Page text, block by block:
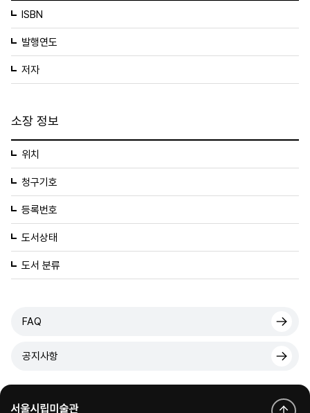
ISBN
발행연도
저자
소장 정보
위치
청구기호
등록번호
도서상태
도서 분류
FAQ
공지사항